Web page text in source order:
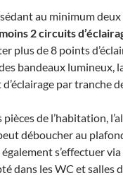
au minimum
2 circuits
plus de 8 points
bandeaux lumineux,
par tranche
de l’habitation,
déboucher au
s’effectuer
dans les WC et salles